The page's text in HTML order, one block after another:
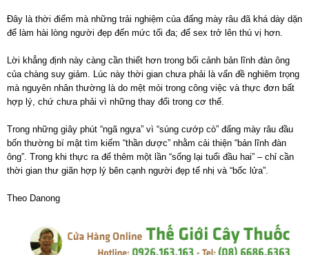
Đây là thời điểm mà những trải nghiệm của đấng mày râu đã khá dày dặn
để làm hài lòng người đẹp đến mức tối đa; để sex trở lên thú vị hơn.
Lời khẳng định này càng cần thiết hơn trong bối cảnh bản lĩnh đàn ông
của chàng suy giảm. Lúc này thời gian chưa phải là vấn đề nghiêm trọng
mà nguyên nhân thường là do mệt mỏi trong công việc và thực đơn bất
hợp lý, chứ chưa phải vì những thay đổi trong cơ thể.
Trong những giây phút “ngã ngựa” vì “súng cướp cò” đấng mày râu đầu
bốn thường bí mật tìm kiếm “thần dược” nhằm cải thiện “bản lĩnh đàn
ông”. Trong khi thực ra để thêm một lần “sống lại tuổi đầu hai” – chỉ cần
thời gian thư giãn hợp lý bên cạnh người đẹp tế nhị và “bốc lửa”.
Theo Danong